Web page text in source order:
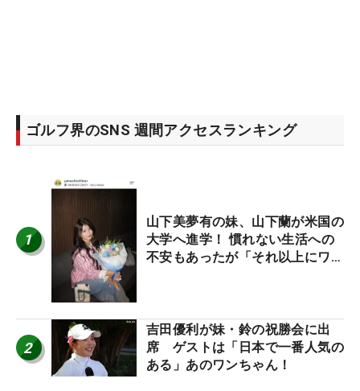
ゴルフ界のSNS 週間アクセスランキング
1
山下美夢有の妹、山下蘭が米国の
大学へ進学！ 慣れない生活への
不安もあったが「それ以上にワク
2
吉田優利が妹・鈴の祝勝会に出
席 ゲストは「日本で一番人気の
ある」あのワンちゃん！